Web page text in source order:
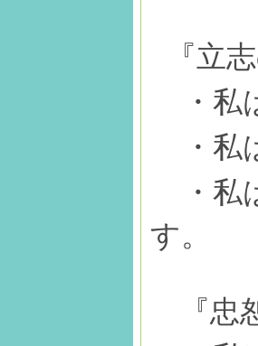
『立
・
・
・
す。
『忠